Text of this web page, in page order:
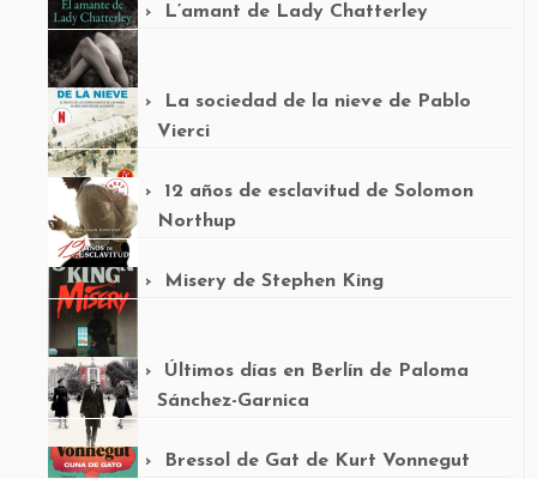
L’amant de Lady Chatterley
La sociedad de la nieve de Pablo
Vierci
12 años de esclavitud de Solomon
Northup
Misery de Stephen King
Últimos días en Berlín de Paloma
Sánchez-Garnica
Bressol de Gat de Kurt Vonnegut